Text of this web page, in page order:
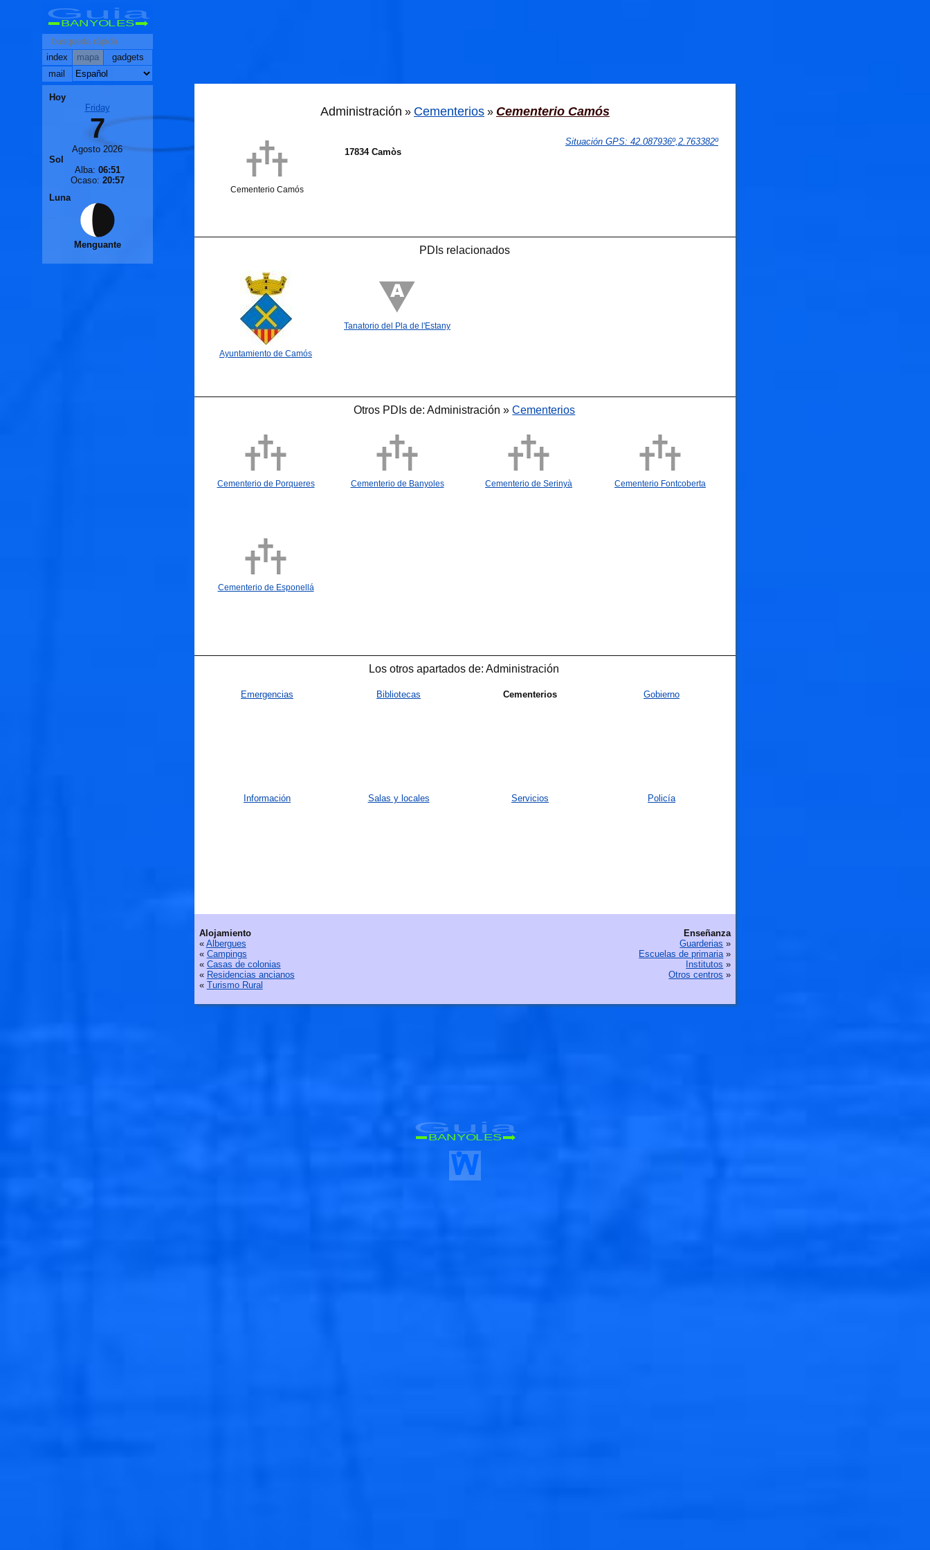
Administración » Cementerios » Cementerio Camós
Cementerio Camós
Situación GPS: 42.087936º,2.763382º
17834 Camòs
PDIs relacionados
Ayuntamiento de Camós
Tanatorio del Pla de l'Estany
Otros PDIs de: Administración »Cementerios
Cementerio de Porqueres Cementerio de Banyoles Cementerio de Serinyà Cementerio Fontcoberta
Cementerio de Esponellá
Los otros apartados de: Administración
Emergencias Bibliotecas Cementerios Gobierno
Información Salas y locales Servicios Policía
Enseñanza
Guarderias »
Escuelas de primaria»
Institutos »
Otros centros »
Alojamiento
« Albergues
« Campings
« Casas de colonias
« Residencias ancianos
« Turismo Rural
Guia
BANYOLES
Guia
BANYOLES
index mapa
gadgets
mail
Hoy
Friday
7
Agosto 2026
Sol
Alba: 06:51
Ocaso: 20:57
Luna
Menguante
🐟
🐟